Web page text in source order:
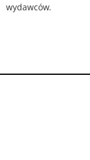
wydawców.